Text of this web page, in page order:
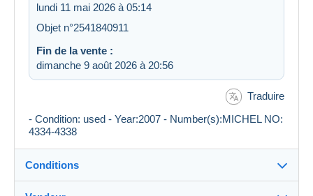
lundi 11 mai 2026 à 05:14
Objet n°2541840911
Fin de la vente :
dimanche 9 août 2026 à 20:56
Traduire
- Condition: used - Year:2007 - Number(s):MICHEL NO:
4334-4338
Conditions